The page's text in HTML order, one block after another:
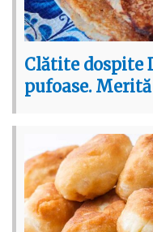
Clătite dospite
pufoase.